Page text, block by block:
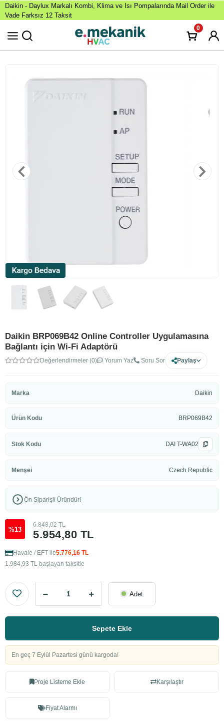
Daikin - Daylux Markalı Kombi, Klima ve Isı Pompalarında Mail Order ile
Vade Farksız 12 Taksit
0
Daikin BRP069B42 Online Controller Uygulamasına
Bağlantı için Wi-Fi Adaptörü
Değerlendirmeler (0) Yorum Yaz Soru Sor Paylaş
Marka Daikin
Ürün Kodu BRP069B42
Stok Kodu DAI T-WA02
Menşei Czech Republic
Ön Siparişli Üründür!
%13 5.954,80 TL
6.848,02 TL
Havale / EFT ile5.776,16 TL
1.984,93 TL başlayan taksitle
Adet
Sepete Ekle
En geç 7 Eylül Pazartesi günü kargoda!
Proje Listeme Ekle Karşılaştır
Fiyat Alarmı